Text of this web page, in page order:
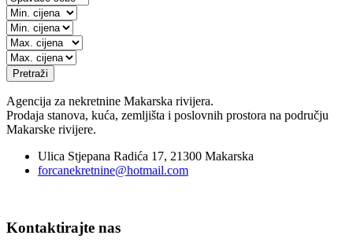
Pretraži
Agencija za nekretnine Makarska rivijera.
Prodaja stanova, kuća, zemljišta i poslovnih prostora na području
Makarske rivijere.
Ulica Stjepana Radića 17, 21300 Makarska
forcanekretnine@hotmail.com
Kontaktirajte nas